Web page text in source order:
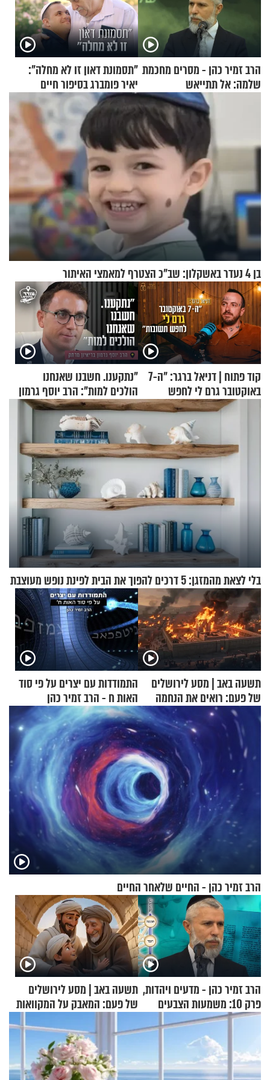
הרב זמיר כהן - מסרים מחכמת
שלמה: אל תתייאש
"תסמונת דאון זו לא מחלה":
יאיר פומברג בסיפור חיים
מעורר השראה
בן 4 נעדר באשקלון: שב"כ הצטרף למאמצי האיתור
קוד פתוח | דניאל ברגר: "ה-7
באוקטובר גרם לי לחפש
תשובות"
"נתקענו. חשבנו שאנחנו
הולכים למות": הרב יוסף גרמון
בריאיון מרתק
בלי לצאת מהמזגן: 5 דרכים להפוך את הבית לפינת נופש מעוצבת
תשעה באב | מסע לירושלים
של פעם: רואים את הנחמה
התמודדות עם יצרים על פי סוד
האות ח - הרב זמיר כהן
הרב זמיר כהן - החיים שלאחר החיים
הרב זמיר כהן - מדעים ויהדות,
פרק 10: משמעות הצבעים
בעולם
תשעה באב | מסע לירושלים
של פעם: המאבק על המקוואות